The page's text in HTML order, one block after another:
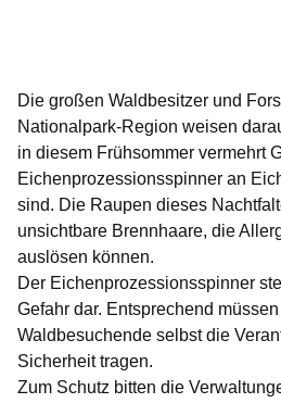
Die großen Waldbesitzer und
Nationalpark-Region weisen
in diesem Frühsommer vermehrt
Eichenprozessionsspinner an
sind. Die Raupen dieses
unsichtbare Brennhaare, die
auslösen können.
Der Eichenprozessionsspinner
Gefahr dar. Entsprechend müssen
Waldbesuchende selbst die
Sicherheit tragen.
Zum Schutz bitten die